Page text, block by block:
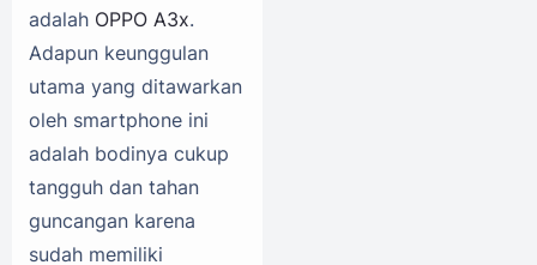
adalah OPPO A3x.
Adapun keunggulan
utama yang ditawarkan
oleh smartphone ini
adalah bodinya cukup
tangguh dan tahan
guncangan karena
sudah memiliki